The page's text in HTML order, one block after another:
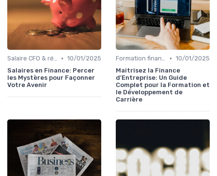
Salaire CFO & rémunération variable • 10/01/2025
Salaires en Finance: Percer
les Mystères pour Façonner
Votre Avenir
Formation finance & upskilling • 10/01/2025
Maitrisez la Finance
d'Entreprise: Un Guide
Complet pour la Formation et
le Développement de
Carrière